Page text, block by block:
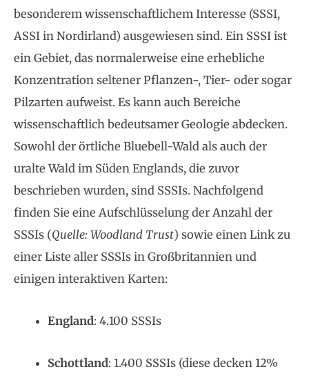
besonderem wissenschaftlichem Interesse (SSSI,
ASSI in Nordirland) ausgewiesen sind. Ein SSSI ist
ein Gebiet, das normalerweise eine erhebliche
Konzentration seltener Pflanzen-, Tier- oder sogar
Pilzarten aufweist. Es kann auch Bereiche
wissenschaftlich bedeutsamer Geologie abdecken.
Sowohl der örtliche Bluebell-Wald als auch der
uralte Wald im Süden Englands, die zuvor
beschrieben wurden, sind SSSIs. Nachfolgend
finden Sie eine Aufschlüsselung der Anzahl der
SSSIs (Quelle: Woodland Trust) sowie einen Link zu
einer Liste aller SSSIs in Großbritannien und
einigen interaktiven Karten:
England: 4.100 SSSIs
Schottland: 1.400 SSSIs (diese decken 12%